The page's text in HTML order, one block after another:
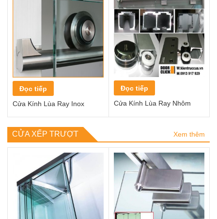
Đọc tiếp
Cửa Kính Lùa Ray Inox
Đọc tiếp
Cửa Kính Lùa Ray Nhôm
CỬA XẾP TRƯỢT Xem thêm